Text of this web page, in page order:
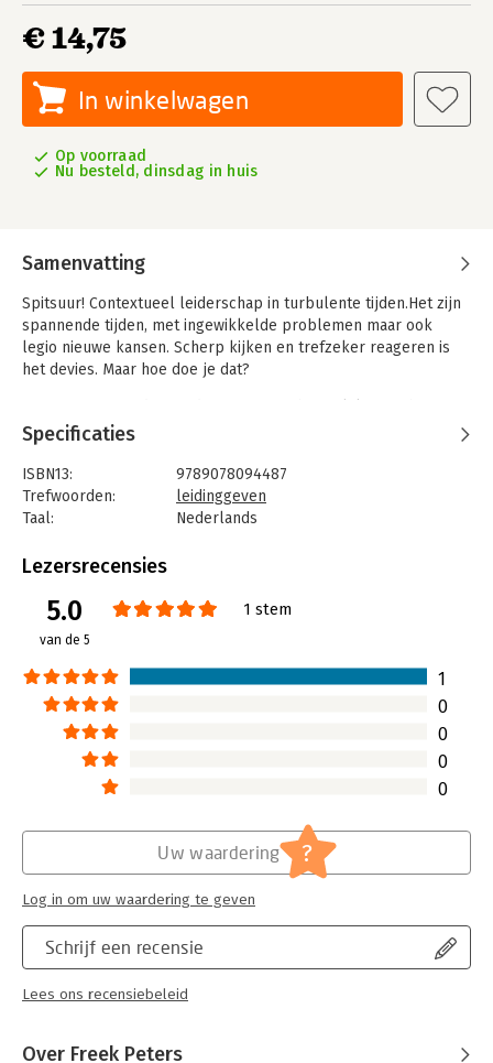
€ 14,75
In winkelwagen
Op voorraad
Nu besteld, dinsdag in huis
Samenvatting
Spitsuur! Contextueel leiderschap in turbulente tijden.Het zijn
spannende tijden, met ingewikkelde problemen maar ook
legio nieuwe kansen. Scherp kijken en trefzeker reageren is
het devies. Maar hoe doe je dat?
een toegankelijke manier behandeld. Het boekje is
geschreven voor de praktijk, compact en kleurrijk, met
handige hulpmiddelen en praktische tips. Inhoudelijke en
wetenschappelijke verdieping staat op een achterliggende
website.
Specificaties
ISBN13:
9789078094487
Trefwoorden:
leidinggeven
Taal:
Nederlands
Aantal pagina's:
Druk:
1
Hoofdrubriek: Leiderschap
Lezersrecensies
5.0
van de 5
1 stem
1
0
0
0
0
Schrijf een recensie
Lees ons recensiebeleid
Uw waardering ?
Log in om uw waardering te geven
Over Freek Peters